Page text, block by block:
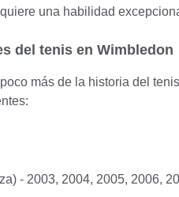
una habilidad
del tenis en Wimbledon
más de la historia del
- 2003, 2004, 2005, 2006,